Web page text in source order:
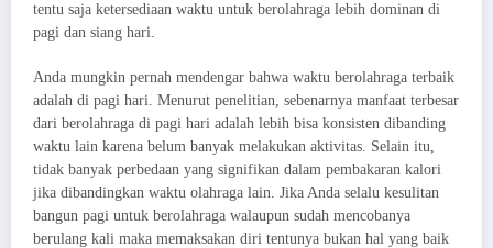
tentu saja ketersediaan waktu untuk berolahraga lebih dominan di
pagi dan siang hari.
Anda mungkin pernah mendengar bahwa waktu berolahraga terbaik
adalah di pagi hari. Menurut penelitian, sebenarnya manfaat terbesar
dari berolahraga di pagi hari adalah lebih bisa konsisten dibanding
waktu lain karena belum banyak melakukan aktivitas. Selain itu,
tidak banyak perbedaan yang signifikan dalam pembakaran kalori
jika dibandingkan waktu olahraga lain. Jika Anda selalu kesulitan
bangun pagi untuk berolahraga walaupun sudah mencobanya
berulang kali maka memaksakan diri tentunya bukan hal yang baik